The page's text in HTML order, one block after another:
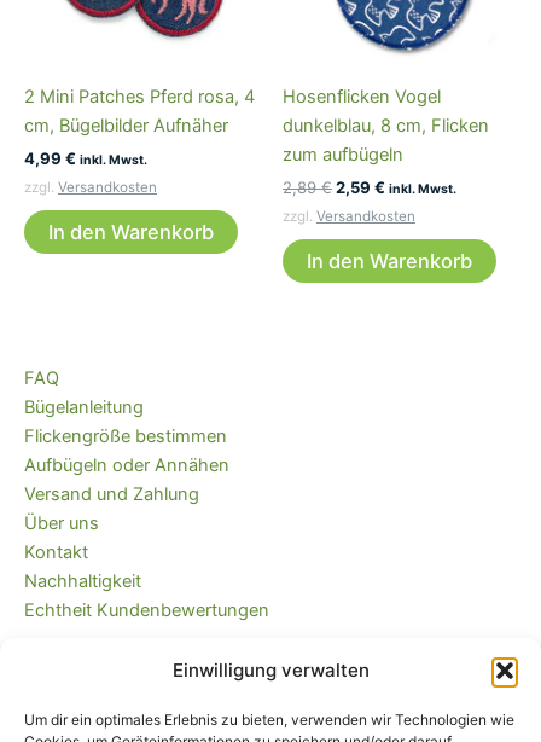
Einwilligung verwalten
Um dir ein optimales Erlebnis zu bieten, verwenden wir Technologien wie
2 Mini Patches Pferd rosa, 4
cm, Bügelbilder Aufnäher
4,99 € inkl. Mwst.
zzgl. Versandkosten
In den Warenkorb
Hosenflicken Vogel
dunkelblau, 8 cm, Flicken
zum aufbügeln
2,89€Ursprünglicher
Preis
war:
2,59 € Aktueller
ist:
inkl. Mwst.
zzgl. Versandkosten
In den Warenkorb
FAQ
Bügelanleitung
Flickengröße bestimmen
Aufbügeln oder Annähen
Versand und Zahlung
Über uns
Kontakt
Nachhaltigkeit
Echtheit Kundenbewertungen
Kaufvertrag widerrufen
Versandkostenfrei ab 35 EUR (DE) und